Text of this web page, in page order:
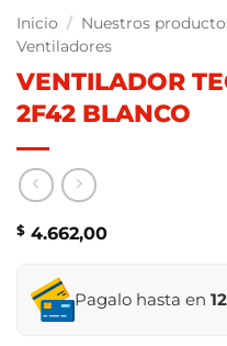
Inicio / Nuestros
Ventiladores
VENTILADOR
2F42 BLANCO
$ 4.662,00
Pagalo hasta en